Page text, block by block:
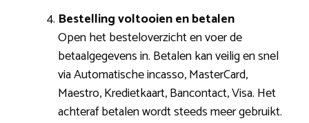
Bestelling voltooien en betalen
Open het besteloverzicht en voer de
betaalgegevens in. Betalen kan veilig en snel
via Automatische incasso, MasterCard,
Maestro, Kredietkaart, Bancontact, Visa. Het
achteraf betalen wordt steeds meer gebruikt.